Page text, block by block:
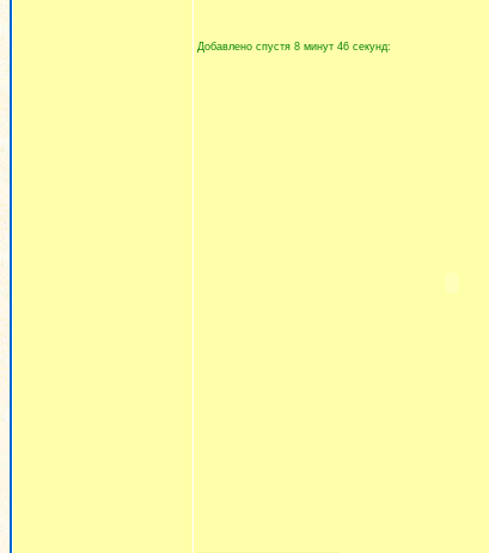
Добавлено спустя 8 минут 46 секунд: